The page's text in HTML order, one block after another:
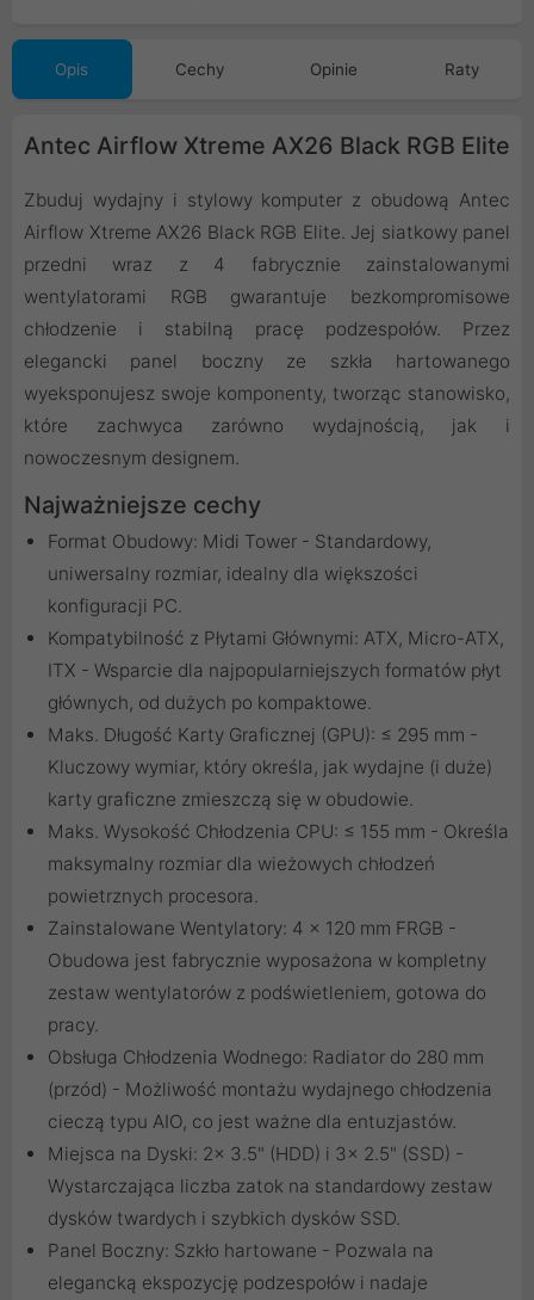
Opis Cechy Opinie Raty
Antec Airflow Xtreme AX26 Black RGB Elite
Zbuduj wydajny i stylowy komputer z obudową Antec
Airflow Xtreme AX26 Black RGB Elite. Jej siatkowy panel
przedni wraz z 4 fabrycznie zainstalowanymi
wentylatorami RGB gwarantuje bezkompromisowe
chłodzenie i stabilną pracę podzespołów. Przez
elegancki panel boczny ze szkła hartowanego
wyeksponujesz swoje komponenty, tworząc stanowisko,
które zachwyca zarówno wydajnością, jak i
nowoczesnym designem.
Najważniejsze cechy
Format Obudowy: Midi Tower - Standardowy,
uniwersalny rozmiar, idealny dla większości
konfiguracji PC.
Kompatybilność z Płytami Głównymi: ATX, Micro-ATX,
ITX - Wsparcie dla najpopularniejszych formatów płyt
głównych, od dużych po kompaktowe.
Maks. Długość Karty Graficznej (GPU): ≤ 295 mm -
Kluczowy wymiar, który określa, jak wydajne (i duże)
karty graficzne zmieszczą się w obudowie.
Maks. Wysokość Chłodzenia CPU: ≤ 155 mm - Określa
maksymalny rozmiar dla wieżowych chłodzeń
powietrznych procesora.
Zainstalowane Wentylatory: 4 x 120 mm FRGB -
Obudowa jest fabrycznie wyposażona w kompletny
zestaw wentylatorów z podświetleniem, gotowa do
pracy.
Obsługa Chłodzenia Wodnego: Radiator do 280 mm
(przód) - Możliwość montażu wydajnego chłodzenia
cieczą typu AIO, co jest ważne dla entuzjastów.
Miejsca na Dyski: 2x 3.5" (HDD) i 3x 2.5" (SSD) -
Wystarczająca liczba zatok na standardowy zestaw
dysków twardych i szybkich dysków SSD.
Panel Boczny: Szkło hartowane - Pozwala na
elegancką ekspozycję podzespołów i nadaje